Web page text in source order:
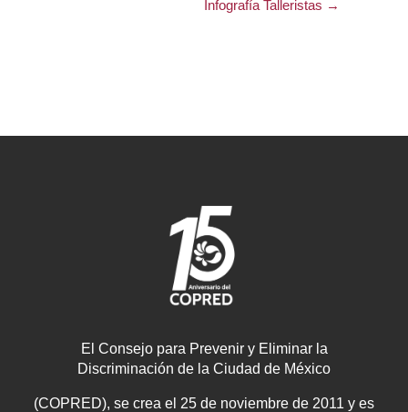
Infografía Talleristas →
El Consejo para Prevenir y Eliminar la
Discriminación de la Ciudad de México
(COPRED), se crea el 25 de noviembre de 2011 y es